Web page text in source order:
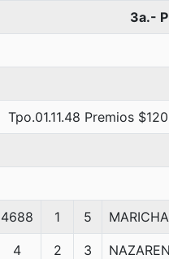
3a.-
Tpo.01.11.48 Premios
4688 1 5 MARICHA
4 2 3